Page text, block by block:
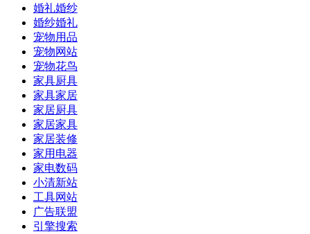
婚礼婚纱
婚纱婚礼
宠物用品
宠物网站
宠物花鸟
家具厨具
家具家居
家居厨具
家居家具
家居装修
家用电器
家电数码
小清新站
工具网站
广告联盟
引擎搜索